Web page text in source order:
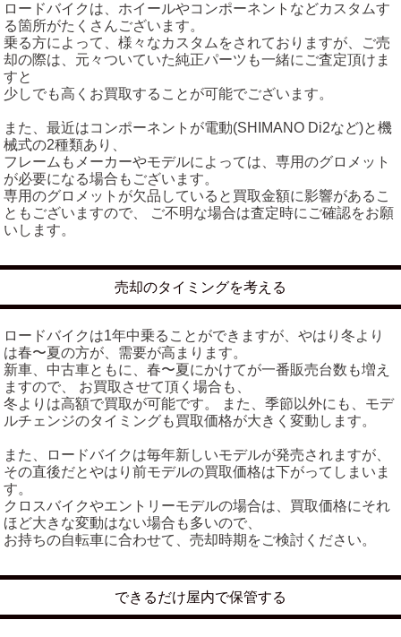
ロードバイクは、ホイールやコンポーネントなどカスタムす
る箇所がたくさんございます。
乗る方によって、様々なカスタムをされておりますが、ご売
却の際は、元々ついていた純正パーツも一緒にご査定頂けま
すと
少しでも高くお買取することが可能でございます。
また、最近はコンポーネントが電動(SHIMANO Di2など)と機
械式の2種類あり、
フレームもメーカーやモデルによっては、専用のグロメット
が必要になる場合もございます。
専用のグロメットが欠品していると買取金額に影響があるこ
ともございますので、 ご不明な場合は査定時にご確認をお願
いします。
売却のタイミングを考える
ロードバイクは1年中乗ることができますが、やはり冬より
は春〜夏の方が、需要が高まります。
新車、中古車ともに、春〜夏にかけてが一番販売台数も増え
ますので、 お買取させて頂く場合も、
冬よりは高額で買取が可能です。 また、季節以外にも、モデ
ルチェンジのタイミングも買取価格が大きく変動します。
また、ロードバイクは毎年新しいモデルが発売されますが、
その直後だとやはり前モデルの買取価格は下がってしまいま
す。
クロスバイクやエントリーモデルの場合は、買取価格にそれ
ほど大きな変動はない場合も多いので、
お持ちの自転車に合わせて、売却時期をご検討ください。
できるだけ屋内で保管する